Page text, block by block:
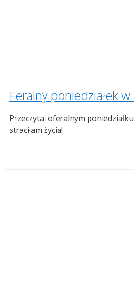
Feralny poniedziałek
Przeczytaj oferalnym
straciłam życia!